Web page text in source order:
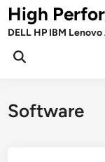
Skip
toHigh
DELL HP IBM
Open
Software